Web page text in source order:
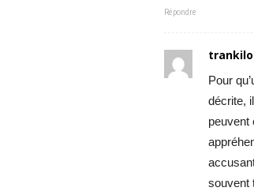
Répondre
Pour
décrite,
peuvent
souvent